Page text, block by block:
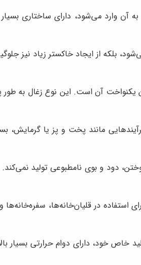
به آن وارد می‌شود، دارای
بلکه از ایجاد خاکستر زیاد نیز
آن است. این نوع زغال به
مانند پخت و پز یا گرمایش،
دود و بوی نامطبوعی تولید
استفاده در قلیان‌خانه‌ها،
خاص خود، دارای دوام حرارتی